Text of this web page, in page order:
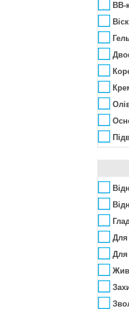
Max
NYX
BB-
Віск
Тіні
Туш
Для